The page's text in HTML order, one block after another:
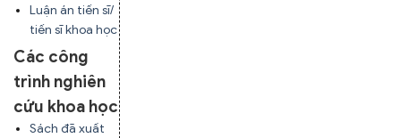
Luận án tiến sĩ/
tiến sĩ khoa học
Các công
trình nghiên
cứu khoa học
Sách đã xuất